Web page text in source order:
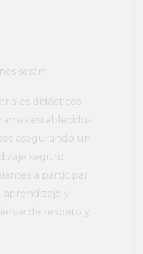
serán:
didácticos
establecidos
asegurando un
seguro
a participar
y
de respeto y